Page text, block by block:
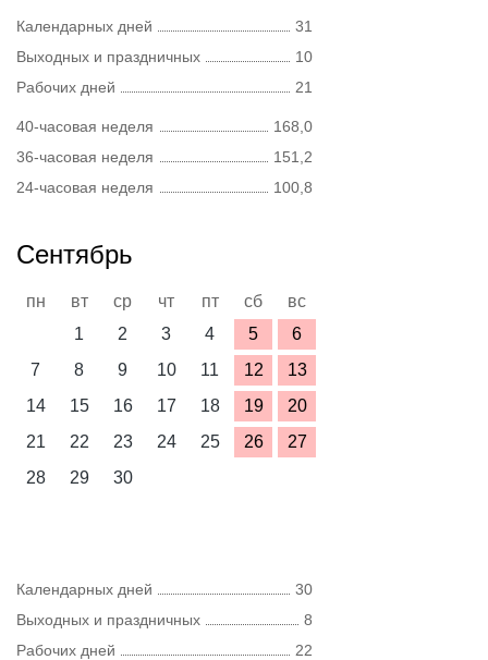
Календарных дней
31
Выходных и праздничных
10
Рабочих дней
21
40-часовая неделя
168,0
36-часовая неделя
151,2
24-часовая неделя
100,8
Сентябрь
пн вт ср чт пт сб
вс
1
2 3 4 5
6
7
8 9 10 11 12
13
14
15 16 17 18 19
20
21
22 23 24 25 26
27
28
29 30
Календарных дней
30
Выходных и праздничных
8
Рабочих дней
22